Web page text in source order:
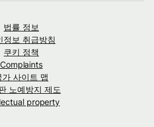
법률 정보
정보 취급방침
쿠키 정책
Complaints
가 사이트 맵
노예방지 제도
property